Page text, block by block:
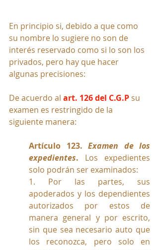
En principio si, debido a que como
su nombre lo sugiere no son de
interés reservado como si lo son los
privados, pero hay que hacer
algunas precisiones:
De acuerdo al art. 126 del C.G.P su
examen es restringido de la
siguiente manera:
Artículo 123. Examen de los
expedientes. Los expedientes
solo podrán ser examinados:
1. Por las partes, sus
apoderados y los dependientes
autorizados por estos de
manera general y por escrito,
sin que sea necesario auto que
los reconozca, pero solo en